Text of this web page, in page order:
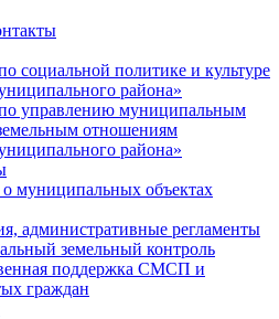
социальной политике и культуре
района»
управлению муниципальным
отношениям
района»
муниципальных объектах
административные регламенты
земельный контроль
поддержка СМСП и
граждан